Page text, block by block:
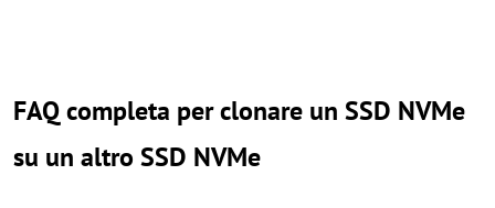
FAQ completa perclonare un SSD NVMe
su un altro SSD NVMe